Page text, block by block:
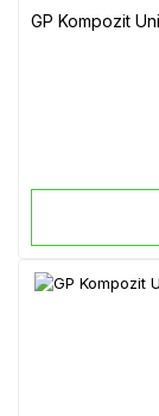
GP Kompozit